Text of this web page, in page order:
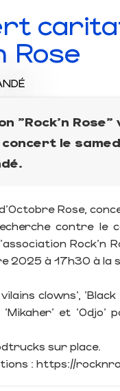
Rose
"Rock'n Rose"
le
Rose,
contre le
Rock'n
2025 à 17h30 à la
clowns',
'Mikaher' et 'Odjo'
sur place.
: https://